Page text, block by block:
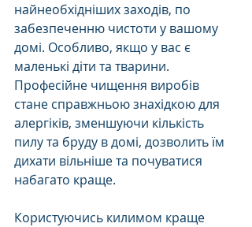
найнеобхідніших заходів, по
забезпеченню чистоти у вашому
домі. Особливо, якщо у вас є
маленькі діти та тварини.
Професійне чищення виробів
стане справжньою знахідкою для
алергіків, зменшуючи кількість
пилу та бруду в домі, дозволить їм
дихати вільніше та почуватися
набагато краще.
Користуючись килимом краще